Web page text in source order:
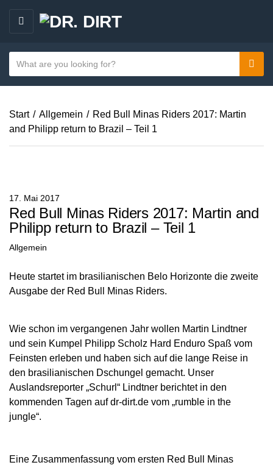
M
a
e
g
o
a
m
e
e
a
c
h
t
Start / Allgemein / Red Bull Minas Riders 2017: Martin
and Philipp return to Brazil – Teil 1
17. Mai 2017
Red Bull Minas Riders 2017: Martin and
Philipp return to Brazil – Teil 1
Allgemein
Heute startet im brasilianischen Belo Horizonte die zweite
Ausgabe der Red Bull Minas Riders.
Wie schon im vergangenen Jahr wollen Martin Lindtner
und sein Kumpel Philipp Scholz Hard Enduro Spaß vom
Feinsten erleben und haben sich auf die lange Reise in
den brasilianischen Dschungel gemacht. Unser
Auslandsreporter „Schurl“ Lindtner berichtet in den
kommenden Tagen auf dr-dirt.de vom „rumble in the
jungle“.
Eine Zusammenfassung vom ersten Red Bull Minas